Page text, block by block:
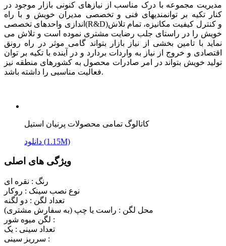
مدیریت مجموعه با درک مناسب از نیازهای کنونی بازار موجود در
کنار تکیه بر توانمندیهای فنی و تخصصی مدیران خویش و با راه
اندازی واحدهای تخصصی(R&D)و کنترل کیفیت مکانیزه، تمام تلاش
خویش را در راستای جلب رضایت مشتری نموده است و تلاش می
نماید با تامین بخشی از نیاز بازار بتواند گامی موثر در راه رونق
اقتصادی و خروج از نیاز به واردات بردارد و در آینده با تکیه بر توان
تولید خویش بتواند در امر صادرات محصول به کشورهای منطقه نیز
فعالیت مناسبی را داشته باشد.
کاتالوگ تمامی محصولات پرنیان استیل
دانلود (1.15M)
ویژگی های اصلی
رنگ : نقره ای
نوع نصب سینک : روکار
تعداد لگن : دو لگنه
محل لگن : راست یا چپ (به سفارش مشتری)
لگن میوه شور :
تعداد سینی : یک
سرریز سینی :